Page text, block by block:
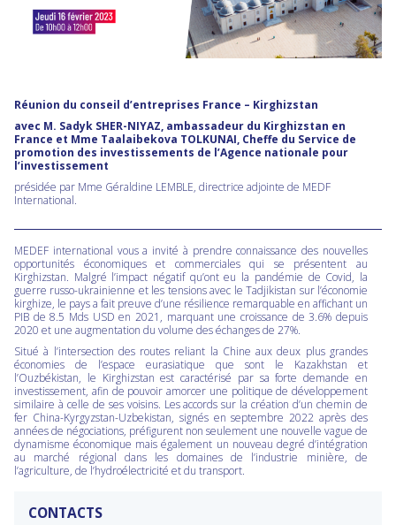
Réunion du conseil d’entreprises France – Kirghizstan
avec M. Sadyk SHER-NIYAZ, ambassadeur du Kirghizstan en
France et Mme Taalaibekova TOLKUNAI, Cheffe du Service de
promotion des investissements de l’Agence nationale pour
l’investissement
présidée par Mme Géraldine LEMBLE, directrice adjointe de MEDF
International.
MEDEF international vous a invité à prendre connaissance des nouvelles
opportunités économiques et commerciales qui se présentent au
Kirghizstan. Malgré l’impact négatif qu’ont eu la pandémie de Covid, la
guerre russo-ukrainienne et les tensions avec le Tadjikistan sur l’économie
kirghize, le pays a fait preuve d’une résilience remarquable en affichant un
PIB de 8.5 Mds USD en 2021, marquant une croissance de 3.6% depuis
2020 et une augmentation du volume des échanges de 27%.
Situé à l’intersection des routes reliant la Chine aux deux plus grandes
économies de l’espace eurasiatique que sont le Kazakhstan et
l’Ouzbékistan, le Kirghizstan est caractérisé par sa forte demande en
investissement, afin de pouvoir amorcer une politique de développement
similaire à celle de ses voisins. Les accords sur la création d’un chemin de
fer China-Kyrgyzstan-Uzbekistan, signés en septembre 2022 après des
années de négociations, préfigurent non seulement une nouvelle vague de
dynamisme économique mais également un nouveau degré d’intégration
au marché régional dans les domaines de l’industrie minière, de
l’agriculture, de l’hydroélectricité et du transport.
CONTACTS